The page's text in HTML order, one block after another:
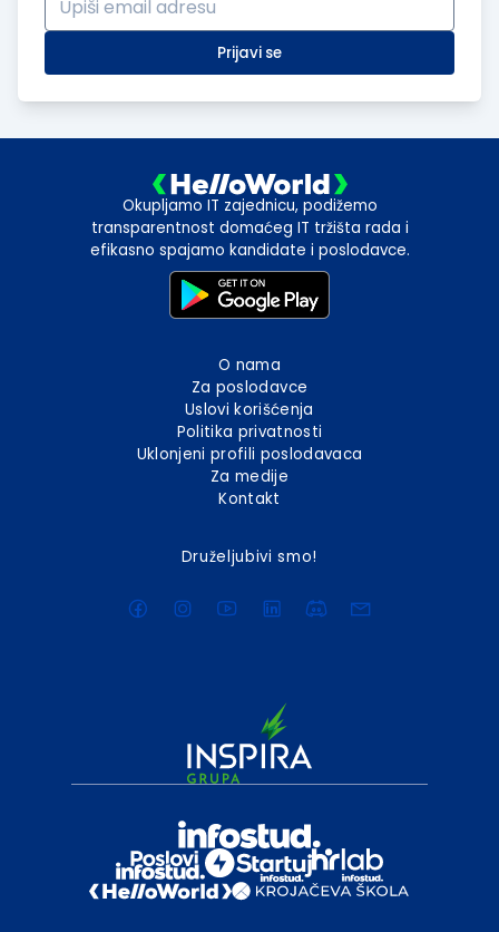
Prijavi se
Okupljamo IT zajednicu, podižemo
transparentnost domaćeg IT tržišta rada i
efikasno spajamo kandidate i poslodavce.
O nama
Za poslodavce
Uslovi korišćenja
Politika privatnosti
Uklonjeni profili poslodavaca
Za medije
Kontakt
Druželjubivi smo!